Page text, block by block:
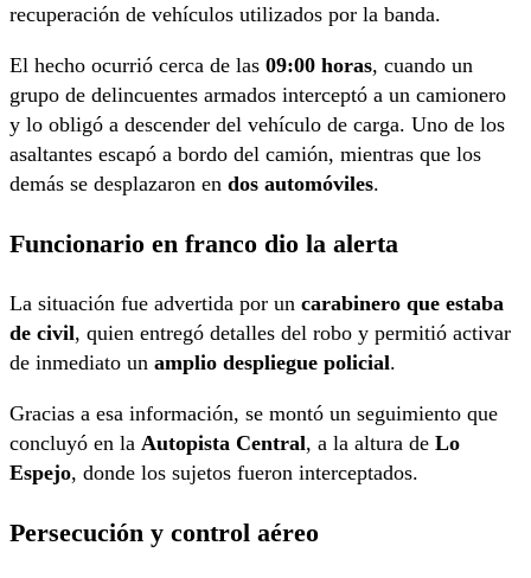
recuperación de vehículos utilizados por la banda.
El hecho ocurrió cerca de las 09:00 horas, cuando un
grupo de delincuentes armados interceptó a un camionero
y lo obligó a descender del vehículo de carga. Uno de los
asaltantes escapó a bordo del camión, mientras que los
demás se desplazaron en dos automóviles.
Funcionario en franco dio la alerta
La situación fue advertida por un carabinero que estaba
de civil, quien entregó detalles del robo y permitió activar
de inmediato un amplio despliegue policial.
Gracias a esa información, se montó un seguimiento que
concluyó en la Autopista Central, a la altura de Lo
Espejo, donde los sujetos fueron interceptados.
Persecución y control aéreo